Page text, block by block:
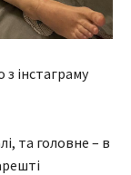
інстаграму
та головне – в